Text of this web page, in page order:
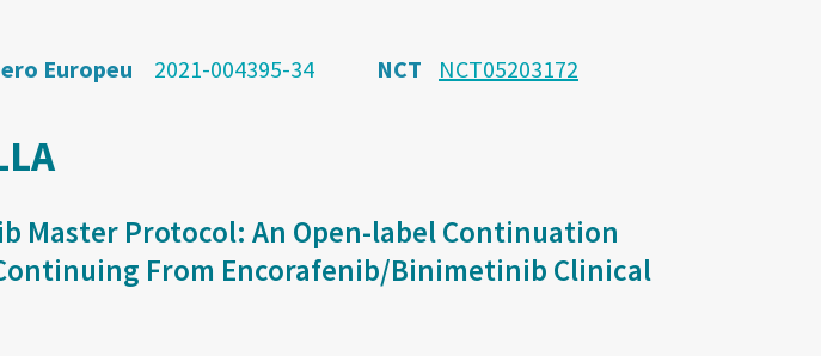
Europeu 2021-004395-34 NCT NCT05203172
Master Protocol: An Open-label Continuation
From Encorafenib/Binimetinib Clinical